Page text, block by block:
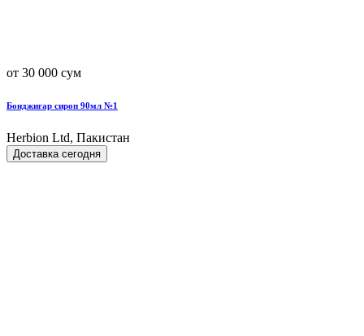
от 30 000 сум
Бонджигар сироп 90мл №1
Herbion Ltd, Пакистан
Доставка сегодня